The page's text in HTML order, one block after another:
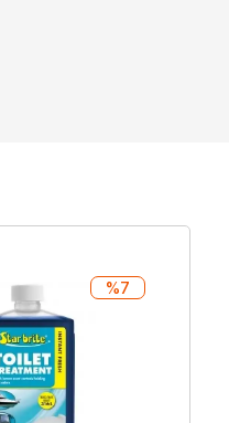
%7